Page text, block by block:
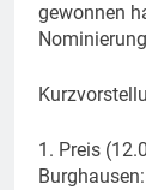
gewonnen
1. Preis